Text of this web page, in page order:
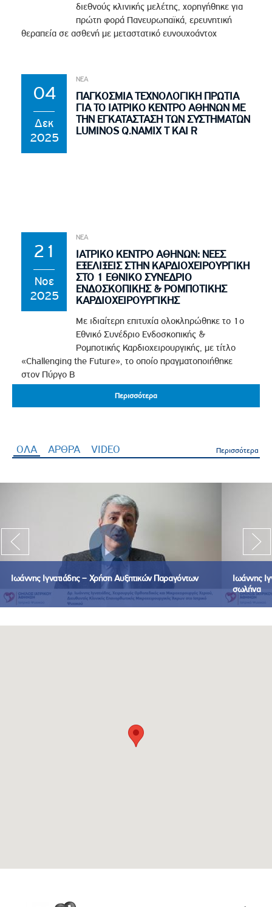
Περισσότερα
Περισσότερα
διεθνούς κλινικής μελέτης, χορηγήθηκε για
πρώτη φορά Πανευρωπαϊκά, ερευνητική
θεραπεία σε ασθενή με μεταστατικό ευνουχοάντοχ
04
Δεκ
2025
ΝΕΑ
ΠΑΓΚΟΣΜΙΑ ΤΕΧΝΟΛΟΓΙΚΗ ΠΡΩΤΙΑ
ΓΙΑ ΤΟ ΙΑΤΡΙΚΟ ΚΕΝΤΡΟ ΑΘΗΝΩΝ ΜΕ
ΤΗΝ ΕΓΚΑΤΑΣΤΑΣΗ ΤΩΝ ΣΥΣΤΗΜΑΤΩΝ
LUMINOS Q.NAMIX T ΚΑΙ R
21
Νοε
2025
ΝΕΑ
ΙΑΤΡΙΚΟ ΚΕΝΤΡΟ ΑΘΗΝΩΝ: ΝΕΕΣ
ΕΞΕΛΙΞΕΙΣ ΣΤΗΝ ΚΑΡΔΙΟΧΕΙΡΟΥΡΓΙΚΗ
ΣΤΟ 1 ΕΘΝΙΚΟ ΣΥΝΕΔΡΙΟ
ΕΝΔΟΣΚΟΠΙΚΗΣ & ΡΟΜΠΟΤΙΚΗΣ
ΚΑΡΔΙΟΧΕΙΡΟΥΡΓΙΚΗΣ
Με ιδιαίτερη επιτυχία ολοκληρώθηκε το 1ο
Εθνικό Συνέδριο Ενδοσκοπικής &
Ρομποτικής Καρδιοχειρουργικής, με τίτλο
«Challenging the Future», το οποίο πραγματοποιήθηκε
στον Πύργο Β
ΟΛΑ (ενεργή καρτέλα)
ΑΡΘΡΑ VIDEO Περισσότερα
Ιωάννης Ιγνατιάδης – Χρήση Αυξητικών Παραγόντων
Ιωάννης
σωλήνα